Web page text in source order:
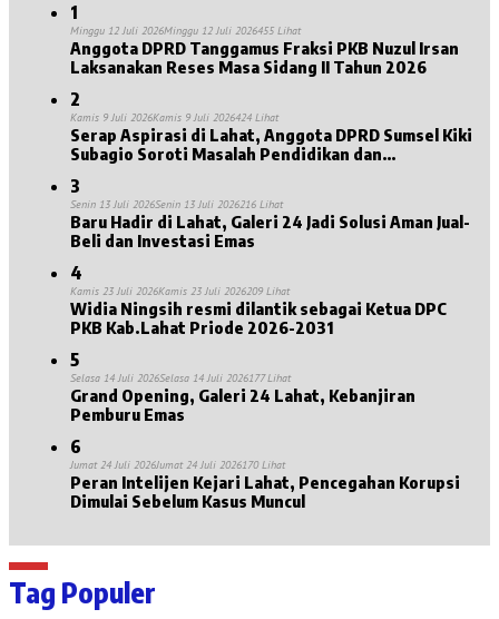
1
Minggu 12 Juli 2026Minggu 12 Juli 2026455 Lihat
Anggota DPRD Tanggamus Fraksi PKB Nuzul Irsan
Laksanakan Reses Masa Sidang II Tahun 2026
2
Kamis 9 Juli 2026Kamis 9 Juli 2026424 Lihat
Serap Aspirasi di Lahat, Anggota DPRD Sumsel Kiki
Subagio Soroti Masalah Pendidikan dan
3
Senin 13 Juli 2026Senin 13 Juli 2026216 Lihat
Baru Hadir di Lahat, Galeri 24 Jadi Solusi Aman Jual-
Beli dan Investasi Emas
4
Kamis 23 Juli 2026Kamis 23 Juli 2026209 Lihat
Widia Ningsih resmi dilantik sebagai Ketua DPC
PKB Kab.Lahat Priode 2026-2031
5
Selasa 14 Juli 2026Selasa 14 Juli 2026177 Lihat
Grand Opening, Galeri 24 Lahat, Kebanjiran
Pemburu Emas
6
Jumat 24 Juli 2026Jumat 24 Juli 2026170 Lihat
Peran Intelijen Kejari Lahat, Pencegahan Korupsi
Dimulai Sebelum Kasus Muncul
Tag Populer